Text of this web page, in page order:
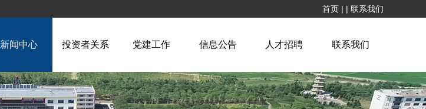
首页 | | 联系我们
新闻中心 投资者关系 党建工作 信息公告 人才招聘 联系我们